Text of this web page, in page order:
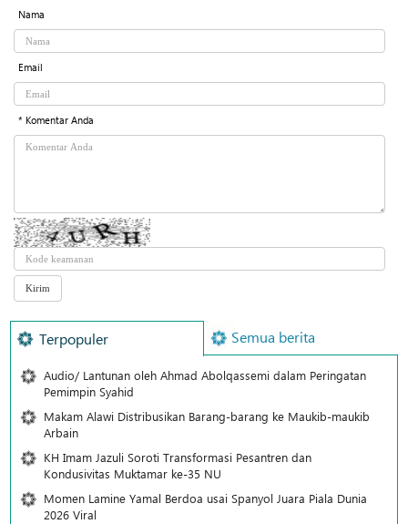
Nama
Email
* Komentar Anda
Terpopuler Semua berita
Audio/ Lantunan oleh Ahmad Abolqassemi dalam Peringatan
Pemimpin Syahid
Makam Alawi Distribusikan Barang-barang ke Maukib-maukib
Arbain
KH Imam Jazuli Soroti Transformasi Pesantren dan
Kondusivitas Muktamar ke-35 NU
Momen Lamine Yamal Berdoa usai Spanyol Juara Piala Dunia
2026 Viral